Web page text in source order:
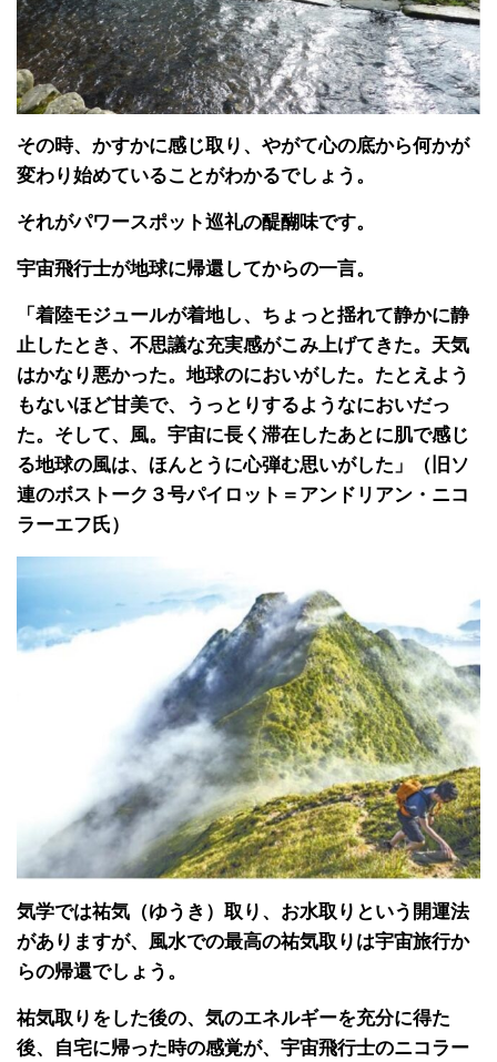
その時、かすかに感じ取り、やがて心の底から何かが
変わり始めていることがわかるでしょう。
それがパワースポット巡礼の醍醐味です。
宇宙飛行士が地球に帰還してからの一言。
「着陸モジュールが着地し、ちょっと揺れて静かに静
止したとき、不思議な充実感がこみ上げてきた。天気
はかなり悪かった。地球のにおいがした。たとえよう
もないほど甘美で、うっとりするようなにおいだっ
た。そして、風。宇宙に長く滞在したあとに肌で感じ
る地球の風は、ほんとうに心弾む思いがした」（旧ソ
連のボストーク３号パイロット＝アンドリアン・ニコ
ラーエフ氏）
気学では祐気（ゆうき）取り、お水取りという開運法
がありますが、風水での最高の祐気取りは宇宙旅行か
らの帰還でしょう。
祐気取りをした後の、気のエネルギーを充分に得た
後、自宅に帰った時の感覚が、宇宙飛行士のニコラー